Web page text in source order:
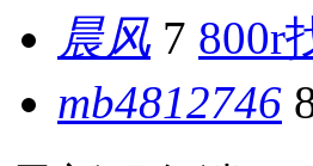
晨风 7 800r
mb4812746